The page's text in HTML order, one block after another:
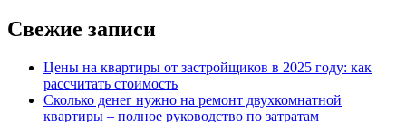
Свежие записи
Цены на квартиры от застройщиков в 2025 году: как
рассчитать стоимость
Сколько денег нужно на ремонт двухкомнатной
квартиры – полное руководство по затратам